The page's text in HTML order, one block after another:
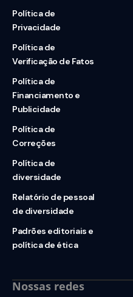
Política de
Privacidade
Política de
Verificação de Fatos
Política de
Financiamento e
Publicidade
Política de
Correções
Política de
diversidade
Relatório de pessoal
de diversidade
Padrões editoriais e
política de ética
Nossas redes